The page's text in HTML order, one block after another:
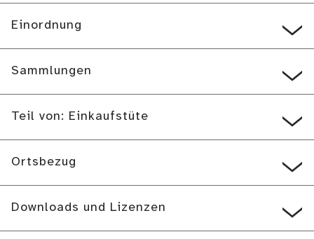
Einordnung
Sammlungen
Teil von: Einkaufstüte
Ortsbezug
Downloads und Lizenzen